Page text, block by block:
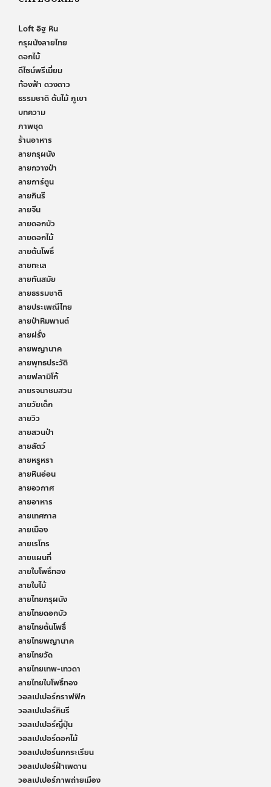
Loft อิฐ หิน
กรุผนังลายไทย
ดอกไม้
ดีไซน์พรีเมี่ยม
ท้องฟ้า ดวงดาว
ธรรมชาติ ต้นไม้ ภูเขา
บทความ
ภาพชุด
ร้านอาหาร
ลายกรุผนัง
ลายกวางป่า
ลายการ์ตูน
ลายกินรี
ลายจีน
ลายดอกบัว
ลายดอกไม้
ลายต้นโพธิ์
ลายทะเล
ลายทันสมัย
ลายธรรมชาติ
ลายประเพณีไทย
ลายป่าหิมพานต์
ลายฝรั่ง
ลายพญานาค
ลายพุทธประวัติ
ลายฟลามิโก้
ลายรจนาชมสวน
ลายวัยเด็ก
ลายวิว
ลายสวนป่า
ลายสัตว์
ลายหรูหรา
ลายหินอ่อน
ลายอวกาศ
ลายอาหาร
ลายเทศกาล
ลายเมือง
ลายเรโทร
ลายแผนที่
ลายใบโพธิ์ทอง
ลายใบไม้
ลายไทยกรุผนัง
ลายไทยดอกบัว
ลายไทยต้นโพธิ์
ลายไทยพญานาค
ลายไทยวัด
ลายไทยเทพ-เทวดา
ลายไทยใบโพธิ์ทอง
วอลเปเปอร์กราฟฟิก
วอลเปเปอร์กินรี
วอลเปเปอร์ญี่ปุ่น
วอลเปเปอร์ดอกไม้
วอลเปเปอร์นกกระเรียน
วอลเปเปอร์ฝ้าเพดาน
วอลเปเปอร์ภาพถ่ายเมือง